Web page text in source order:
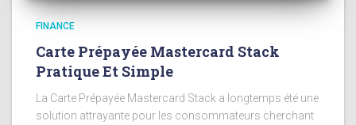
FINANCE
Carte Prépayée Mastercard Stack
Pratique Et Simple
La Carte Prépayée Mastercard Stack a longtemps été une
solution attrayante pour les consommateurs cherchant